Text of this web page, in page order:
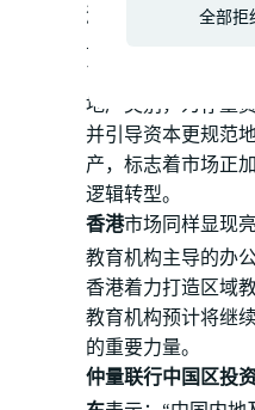
游复苏的现金流稳
与此同时，公募
已于2025年底正式
地产类别，为存量
并引导资本更规范
产，标志着市场正
逻辑转型。
香港市场同样显现
教育机构主导的办
香港着力打造区域
教育机构预计将继
的重要力量。
仲量联行中国区投
全部拒